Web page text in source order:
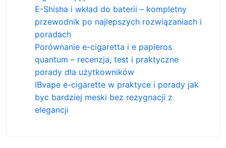
E-Shisha i wkład do baterii – kompletny
przewodnik po najlepszych rozwiązaniach i
poradach
Porównanie e-cigaretta i e papieros
quantum – recenzja, test i praktyczne
porady dla użytkowników
IBvape e-cigarette w praktyce i porady jak
byc bardziej meski bez rezygnacji z
elegancji